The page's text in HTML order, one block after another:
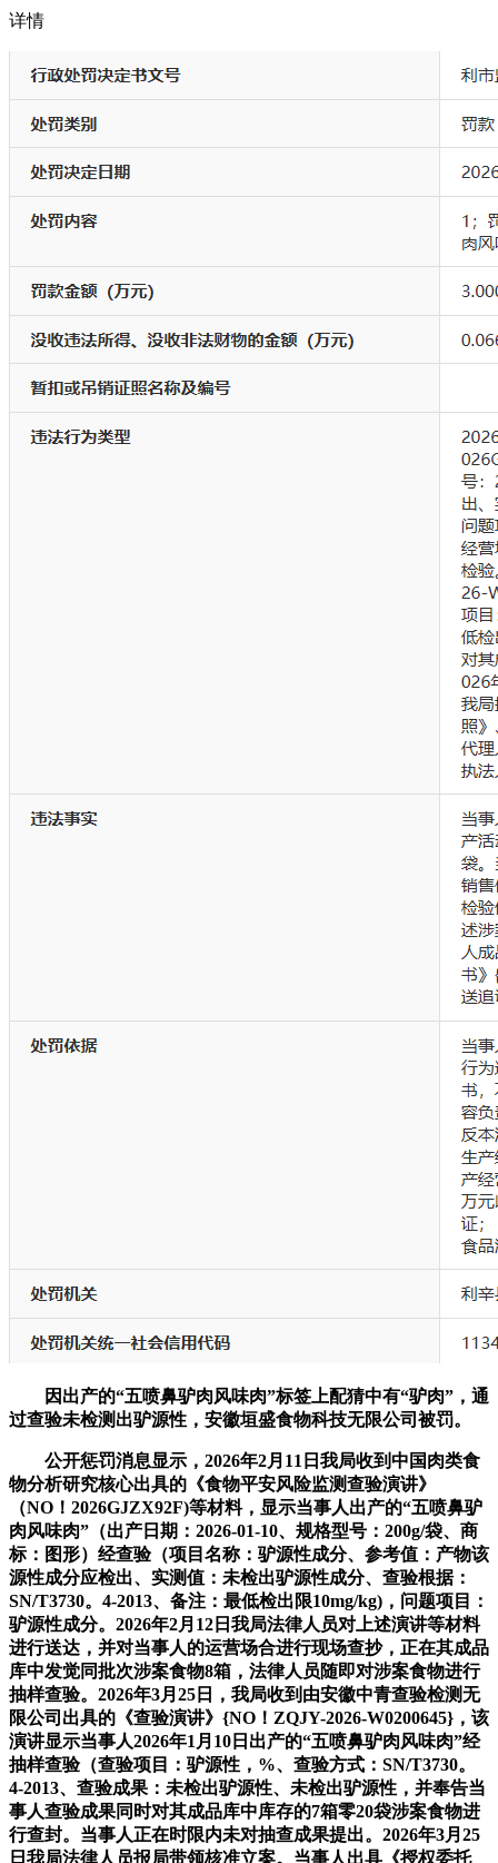
详情
因出产的“五喷鼻驴肉风味肉”标签上配猜中有“驴肉”，通
过查验未检测出驴源性，安徽垣盛食物科技无限公司被罚。
公开惩罚消息显示，2026年2月11日我局收到中国肉类食
物分析研究核心出具的《食物平安风险监测查验演讲》
（NO！2026GJZX92F)等材料，显示当事人出产的“五喷鼻驴
肉风味肉”（出产日期：2026-01-10、规格型号：200g/袋、商
标：图形）经查验（项目名称：驴源性成分、参考值：产物该
源性成分应检出、实测值：未检出驴源性成分、查验根据：
SN/T3730。4-2013、备注：最低检出限10mg/kg)，问题项目：
驴源性成分。2026年2月12日我局法律人员对上述演讲等材料
进行送达，并对当事人的运营场合进行现场查抄，正在其成品
库中发觉同批次涉案食物8箱，法律人员随即对涉案食物进行
抽样查验。2026年3月25日，我局收到由安徽中青查验检测无
限公司出具的《查验演讲》{NO！ZQJY-2026-W0200645}，该
演讲显示当事人2026年1月10日出产的“五喷鼻驴肉风味肉”经
抽样查验（查验项目：驴源性，%、查验方式：SN/T3730。
4-2013、查验成果：未检出驴源性、未检出驴源性，并奉告当
事人查验成果同时对其成品库中库存的7箱零20袋涉案食物进
行查封。当事人正在时限内未对抽查成果提出。2026年3月25
日我局法律人员报局带领核准立案。当事人出具《授权委托